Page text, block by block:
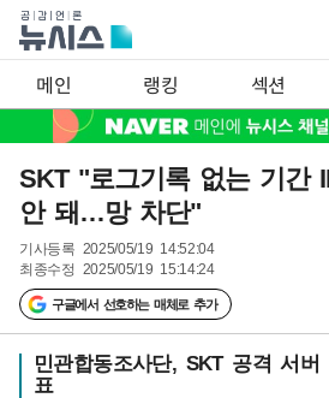
메인 랭킹 섹션
SKT "로그기록 없는 기간
안 돼…망 차단"
기사등록 2025/05/19 14:52:04
최종수정 2025/05/19 15:14:24
구글에서 선호하는 매체로 추가
민관합동조사단, SKT 공격 서
표